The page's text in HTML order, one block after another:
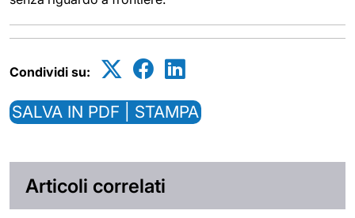
Condividi su:
SALVA IN PDF | STAMPA
Articoli correlati